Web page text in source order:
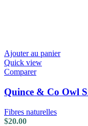
Ajouter au panier
Quick view
Comparer
Quince & Co Owl
Fibres naturelles
$20.00